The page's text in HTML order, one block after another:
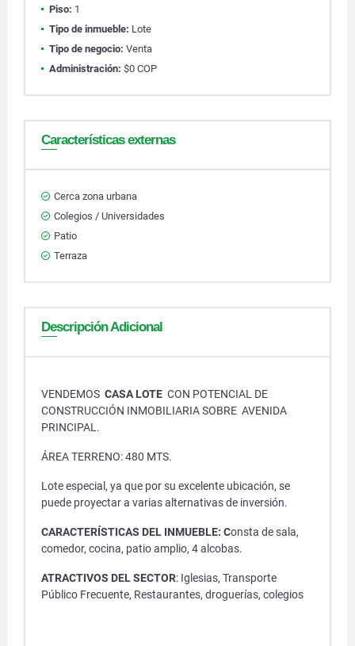
Piso: 1
Tipo de inmueble: Lote
Tipo de negocio: Venta
Administración: $0 COP
Características externas
Cerca zona urbana
Colegios / Universidades
Patio
Terraza
Descripción Adicional
VENDEMOS CASA LOTE CON POTENCIAL DE
CONSTRUCCIÓN INMOBILIARIA SOBRE AVENIDA
PRINCIPAL.
ÁREA TERRENO: 480 MTS.
Lote especial, ya que por su excelente ubicación, se
puede proyectar a varias alternativas de inversión.
CARACTERÍSTICAS DEL INMUEBLE: Consta de sala,
comedor, cocina, patio amplio, 4 alcobas.
ATRACTIVOS DEL SECTOR: Iglesias, Transporte
Público Frecuente, Restaurantes, droguerías, colegios